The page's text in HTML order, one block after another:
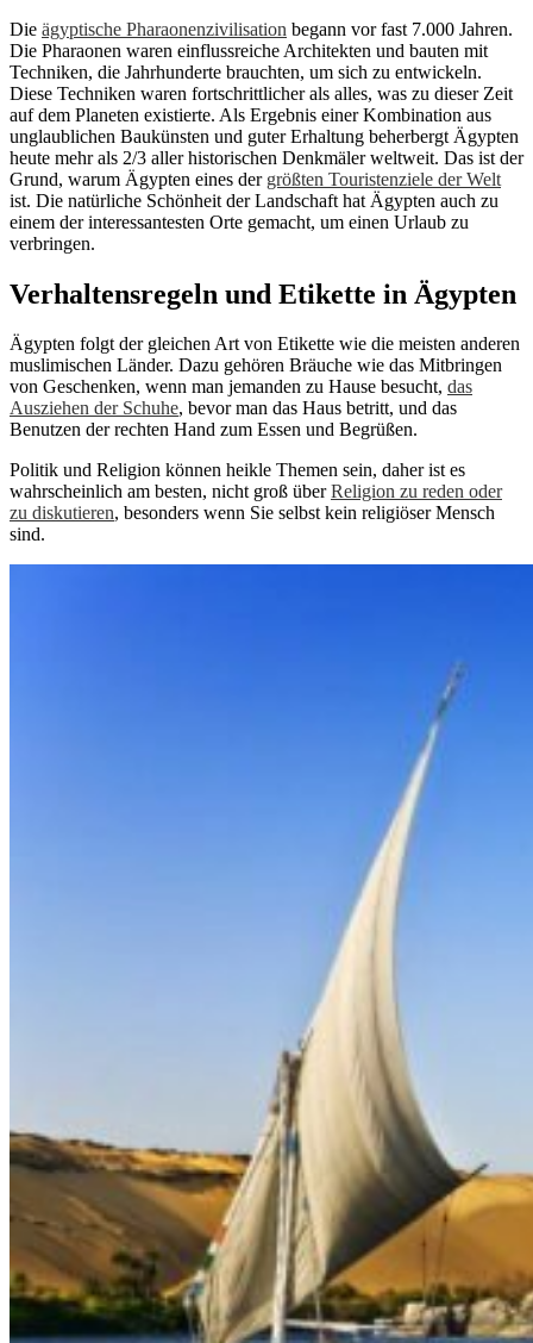
Die ägyptische Pharaonenzivilisation begann vor fast 7.000 Jahren.
Die Pharaonen waren einflussreiche Architekten und bauten mit
Techniken, die Jahrhunderte brauchten, um sich zu entwickeln.
Diese Techniken waren fortschrittlicher als alles, was zu dieser Zeit
auf dem Planeten existierte. Als Ergebnis einer Kombination aus
unglaublichen Baukünsten und guter Erhaltung beherbergt Ägypten
heute mehr als 2/3 aller historischen Denkmäler weltweit. Das ist der
Grund, warum Ägypten eines der größten Touristenziele der Welt
ist. Die natürliche Schönheit der Landschaft hat Ägypten auch zu
einem der interessantesten Orte gemacht, um einen Urlaub zu
verbringen.
Verhaltensregeln und Etikette in Ägypten
Ägypten folgt der gleichen Art von Etikette wie die meisten anderen
muslimischen Länder. Dazu gehören Bräuche wie das Mitbringen
von Geschenken, wenn man jemanden zu Hause besucht, das
Ausziehen der Schuhe, bevor man das Haus betritt, und das
Benutzen der rechten Hand zum Essen und Begrüßen.
Politik und Religion können heikle Themen sein, daher ist es
wahrscheinlich am besten, nicht groß überReligion zu reden oder
zu diskutieren, besonders wenn Sie selbst kein religiöser Mensch
sind.